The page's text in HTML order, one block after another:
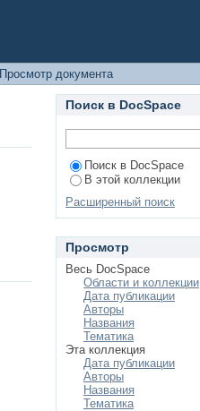
Просмотр документа
Поиск в DocSpace
Поиск в DocSpace
В этой коллекции
Расширенный поиск
Просмотр
Весь DocSpace
Области и коллекции
Дата публикации
Авторы
Названия
Тематика
Эта коллекция
Дата публикации
Авторы
Названия
Тематика